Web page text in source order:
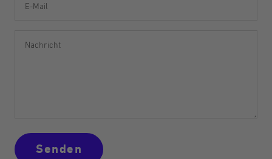
E-Mail
Nachricht
Senden